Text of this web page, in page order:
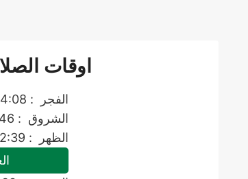
اوقات
الفجر
: 04:08
الشروق : 05:46
الظهر
: 12:39